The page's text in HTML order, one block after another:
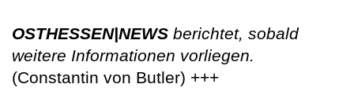
OSTHESSEN|NEWS berichtet, sobald
weitere Informationen vorliegen.
(Constantin von Butler) +++